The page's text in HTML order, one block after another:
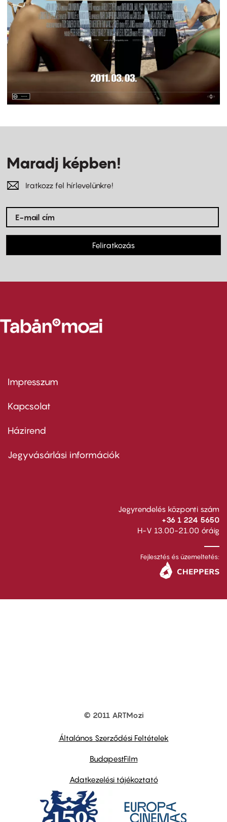
Maradj képben!
Iratkozz fel hírlevelünkre!
Feliratkozás
Footer
first
Impresszum
Kapcsolat
Footer
second
Házirend
Jegyvásárlási információk
Jegyrendelés központi szám
+36 1 224 5650
H-V 13.00-21.00 óráig
Fejlesztés és üzemeltetés:
© 2011 ARTMozi
Általános Szerződési Feltételek
BudapestFilm
Adatkezelési tájékoztató